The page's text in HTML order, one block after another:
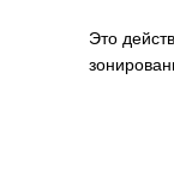
Это